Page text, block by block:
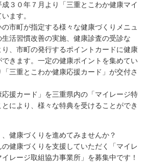
３０年７月より「三重とこわか健康マイ
ます。
市町が指定する様々な健康づくりメニュ
活習慣改善の実施、健康診査の受診な
、市町の発行するポイントカードに健康
きます。一定の健康ポイントを集めてい
三重とこわか健康応援カード」が交付さ
援カード」を三重県内の「マイレージ特
により、様々な特典を受けることができ
健康づくりを進めてみませんか？
健康づくりを支援していただく「マイレ
レージ取組協力事業所」を募集中です！